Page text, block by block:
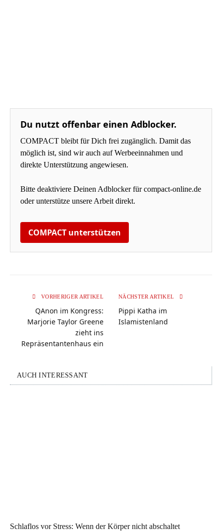
Du nutzt offenbar einen Adblocker.
COMPACT bleibt für Dich frei zugänglich. Damit das
möglich ist, sind wir auch auf Werbeeinnahmen und
direkte Unterstützung angewiesen.
Bitte deaktiviere Deinen Adblocker für compact-online.de
oder unterstütze unsere Arbeit direkt.
COMPACT unterstützen
VORHERIGER ARTIKEL
QAnon im Kongress:
Marjorie Taylor Greene
zieht ins
Repräsentantenhaus ein
NÄCHSTER ARTIKEL
Pippi Katha im
Islamistenland
AUCH INTERESSANT
Schlaflos vor Stress: Wenn der Körper nicht abschaltet